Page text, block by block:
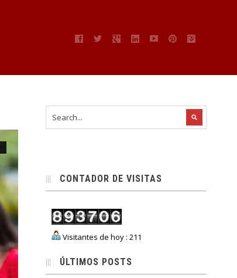
CONTADOR DE VISITAS
Visitantes de hoy : 211
ÚLTIMOS POSTS